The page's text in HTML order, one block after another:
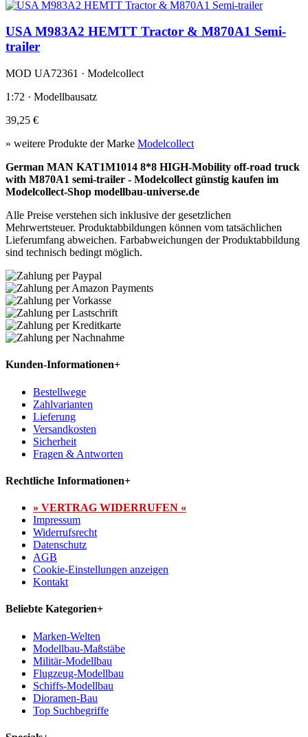
USA M983A2 HEMTT Tractor & M870A1 Semi-
trailer
MOD UA72361 · Modelcollect
1:72 · Modellbausatz
39,25 €
» weitere Produkte der Marke Modelcollect
German MAN KAT1M1014 8*8 HIGH-Mobility off-road truck
with M870A1 semi-trailer - Modelcollect günstig kaufen im
Modelcollect-Shop modellbau-universe.de
Alle Preise verstehen sich inklusive der gesetzlichen
Mehrwertsteuer. Produktabbildungen können vom tatsächlichen
Lieferumfang abweichen. Farbabweichungen der Produktabbildung
sind technisch bedingt möglich.
Kunden-Informationen+
Bestellwege
Zahlvarianten
Lieferung
Versandkosten
Sicherheit
Fragen & Antworten
Rechtliche Informationen+
» VERTRAG WIDERRUFEN «
Impressum
Widerrufsrecht
Datenschutz
AGB
Cookie-Einstellungen anzeigen
Kontakt
Beliebte Kategorien+
Marken-Welten
Modellbau-Maßstäbe
Militär-Modellbau
Flugzeug-Modellbau
Schiffs-Modellbau
Dioramen-Bau
Top Suchbegriffe